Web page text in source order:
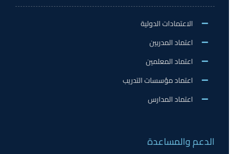
الاعتمادات الدولية
اعتماد المدربين
اعتماد المعلمين
اعتماد مؤسسات التدريب
اعتماد المدارس
والمساعدة